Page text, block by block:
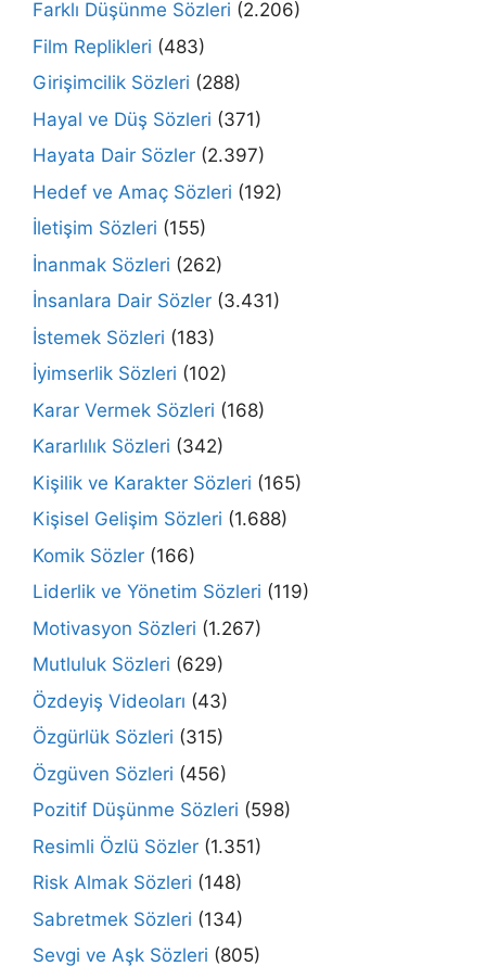
Farklı Düşünme Sözleri (2.206)
Film Replikleri (483)
Girişimcilik Sözleri (288)
Hayal ve Düş Sözleri (371)
Hayata Dair Sözler (2.397)
Hedef ve Amaç Sözleri (192)
İletişim Sözleri (155)
İnanmak Sözleri (262)
İnsanlara Dair Sözler (3.431)
İstemek Sözleri (183)
İyimserlik Sözleri (102)
Karar Vermek Sözleri (168)
Kararlılık Sözleri (342)
Kişilik ve Karakter Sözleri (165)
Kişisel Gelişim Sözleri (1.688)
Komik Sözler (166)
Liderlik ve Yönetim Sözleri (119)
Motivasyon Sözleri (1.267)
Mutluluk Sözleri (629)
Özdeyiş Videoları (43)
Özgürlük Sözleri (315)
Özgüven Sözleri (456)
Pozitif Düşünme Sözleri (598)
Resimli Özlü Sözler (1.351)
Risk Almak Sözleri (148)
Sabretmek Sözleri (134)
Sevgi ve Aşk Sözleri (805)